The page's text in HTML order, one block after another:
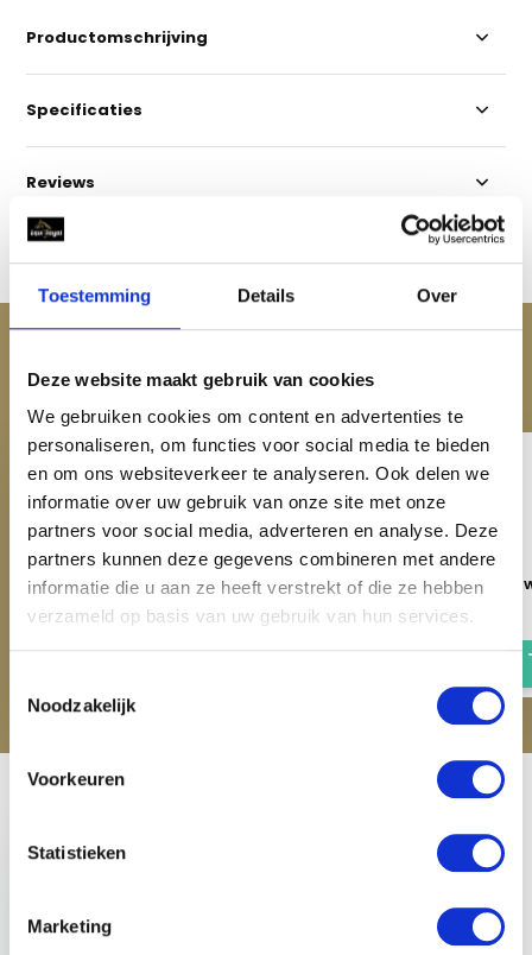
Toestemming Details Over
Deze website maakt gebruik van cookies
We gebruiken cookies om content en advertenties te
personaliseren, om functies voor social media te bieden
en om ons websiteverkeer te analyseren. Ook delen we
informatie over uw gebruik van onze site met onze
partners voor social media, adverteren en analyse. Deze
partners kunnen deze gegevens combineren met andere
informatie die u aan ze heeft verstrekt of die ze hebben
verzameld op basis van uw gebruik van hun services.
Noodzakelijk
Voorkeuren
Statistieken
Marketing
Productomschrijving
Specificaties
Reviews
Maak je aankoop compleet
Beugels Aluminium - Zwart
€ 61,95
Horka Zadelsteun -
€ 19,95